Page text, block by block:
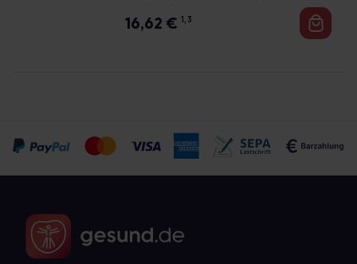
16,62 € 1, 3